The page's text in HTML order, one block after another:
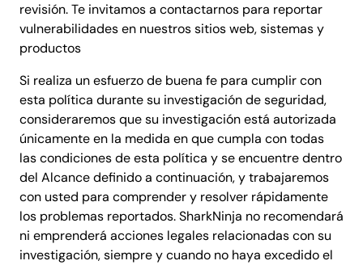
revisión. Te invitamos a contactarnos para reportar
vulnerabilidades en nuestros sitios web, sistemas y
productos
Si realiza un esfuerzo de buena fe para cumplir con
esta política durante su investigación de seguridad,
consideraremos que su investigación está autorizada
únicamente en la medida en que cumpla con todas
las condiciones de esta política y se encuentre dentro
del Alcance definido a continuación, y trabajaremos
con usted para comprender y resolver rápidamente
los problemas reportados. SharkNinja no recomendará
ni emprenderá acciones legales relacionadas con su
investigación, siempre y cuando no haya excedido el